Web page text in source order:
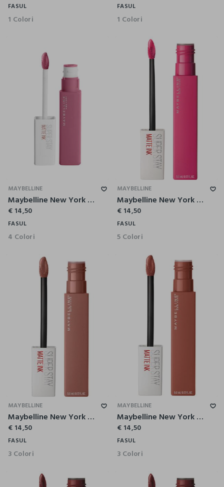
FASUL
1 Colori
FASUL
1 Colori
MAYBELLINE
Maybelline New York Tinta Labbra SuperStay Matte Ink, Rossetto Matte Liquido a Lunga Tenuta, Inspirer (125), 5 ml.
€ 14,50
FASUL
4 Colori
MAYBELLINE
Maybelline New York Tinta Labbra SuperStay Matte Ink, Rossetto Matte Liquido a Lunga Tenuta, Romantic (30), 5 ml.
€ 14,50
FASUL
5 Colori
MAYBELLINE
Maybelline New York Tinta Labbra SuperStay Matte Ink, Rossetto Matte Liquido a Lunga Tenuta, Seductress (65), 5 ml.
€ 14,50
FASUL
3 Colori
MAYBELLINE
Maybelline New York Tinta Labbra SuperStay Matte Ink, Rossetto Matte Liquido a Lunga Tenuta, Amazonian (70), 5 ml.
€ 14,50
FASUL
3 Colori